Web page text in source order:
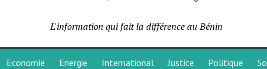
L'information qui fait la différence au Bénin
Economie Energie International Justice Politique